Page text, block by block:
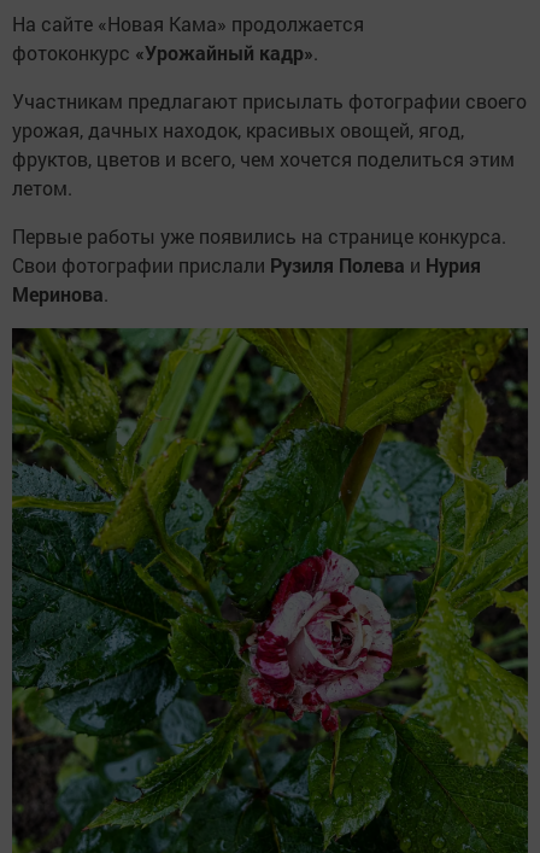
На сайте «Новая Кама» продолжается
фотоконкурс «Урожайный кадр».
Участникам предлагают присылать фотографии своего
урожая, дачных находок, красивых овощей, ягод,
фруктов, цветов и всего, чем хочется поделиться этим
летом.
Первые работы уже появились на странице конкурса.
Свои фотографии прислали Рузиля Полева и Нурия
Меринова.